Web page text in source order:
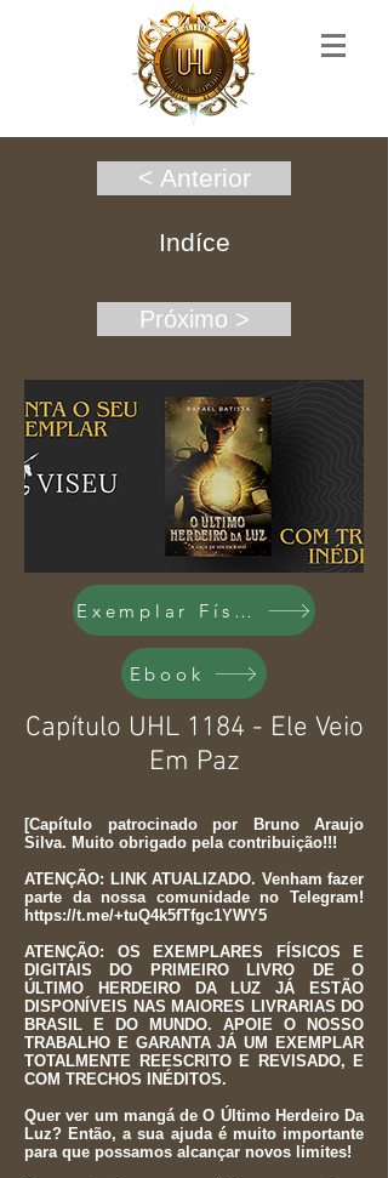
< Anterior
Indíce
Próximo >
Exemplar Físico
Ebook
Capítulo UHL 1184 - Ele Veio
Em Paz
[Capítulo patrocinado por Bruno Araujo
Silva. Muito obrigado pela contribuição!!!
ATENÇÃO: LINK ATUALIZADO. Venham fazer
parte da nossa comunidade no Telegram!
https://t.me/+tuQ4k5fTfgc1YWY5
ATENÇÃO: OS EXEMPLARES FÍSICOS E
DIGITAIS DO PRIMEIRO LIVRO DE O
ÚLTIMO HERDEIRO DA LUZ JÁ ESTÃO
DISPONÍVEIS NAS MAIORES LIVRARIAS DO
BRASIL E DO MUNDO. APOIE O NOSSO
TRABALHO E GARANTA JÁ UM EXEMPLAR
TOTALMENTE REESCRITO E REVISADO, E
COM TRECHOS INÉDITOS.
Quer ver um mangá de O Último Herdeiro Da
Luz? Então, a sua ajuda é muito importante
para que possamos alcançar novos limites!